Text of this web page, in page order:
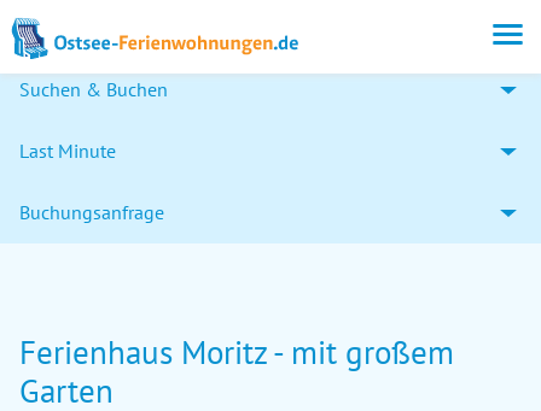
Suchen & Buchen
Last Minute
Buchungsanfrage
Ferienhaus Moritz - mit großem
Garten